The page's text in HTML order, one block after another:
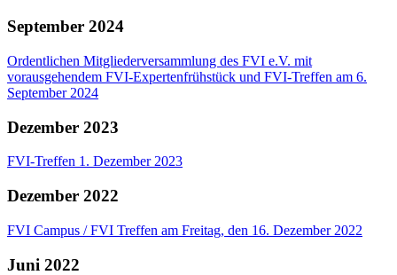
September 2024
Ordentlichen Mitgliederversammlung des FVI e.V. mit
vorausgehendem FVI-Expertenfrühstück und FVI-Treffen am 6.
September 2024
Dezember 2023
FVI-Treffen 1. Dezember 2023
Dezember 2022
FVI Campus / FVI Treffen am Freitag, den 16. Dezember 2022
Juni 2022